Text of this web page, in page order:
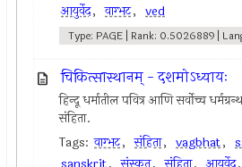
आयुर्वेद, वाग्भट, ved
Type: PAGE | Rank: 0.5026889 |
चिकित्सास्थानम् - दशमोऽध्यायः
हिन्दू धर्मातील पवित्र आणि सर्वोच्च
संहिता.
Tags: वाग्भट, संहिता, vagbhat,